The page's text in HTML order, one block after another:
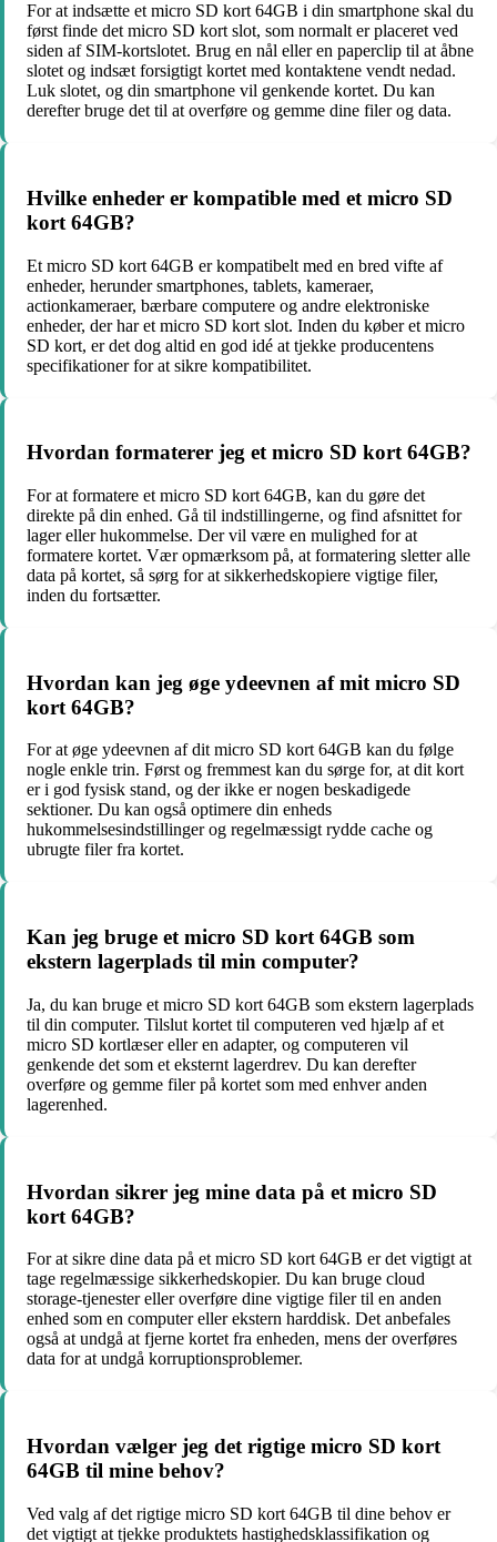
For at indsætte et micro SD kort 64GB i din smartphone skal du
først finde det micro SD kort slot, som normalt er placeret ved
siden af SIM-kortslotet. Brug en nål eller en paperclip til at åbne
slotet og indsæt forsigtigt kortet med kontaktene vendt nedad.
Luk slotet, og din smartphone vil genkende kortet. Du kan
derefter bruge det til at overføre og gemme dine filer og data.
Hvilke enheder er kompatible med et micro SD
kort 64GB?
Et micro SD kort 64GB er kompatibelt med en bred vifte af
enheder, herunder smartphones, tablets, kameraer,
actionkameraer, bærbare computere og andre elektroniske
enheder, der har et micro SD kort slot. Inden du køber et micro
SD kort, er det dog altid en god idé at tjekke producentens
specifikationer for at sikre kompatibilitet.
Hvordan formaterer jeg et micro SD kort 64GB?
For at formatere et micro SD kort 64GB, kan du gøre det
direkte på din enhed. Gå til indstillingerne, og find afsnittet for
lager eller hukommelse. Der vil være en mulighed for at
formatere kortet. Vær opmærksom på, at formatering sletter alle
data på kortet, så sørg for at sikkerhedskopiere vigtige filer,
inden du fortsætter.
Hvordan kan jeg øge ydeevnen af mit micro SD
kort 64GB?
For at øge ydeevnen af dit micro SD kort 64GB kan du følge
nogle enkle trin. Først og fremmest kan du sørge for, at dit kort
er i god fysisk stand, og der ikke er nogen beskadigede
sektioner. Du kan også optimere din enheds
hukommelsesindstillinger og regelmæssigt rydde cache og
ubrugte filer fra kortet.
Kan jeg bruge et micro SD kort 64GB som
ekstern lagerplads til min computer?
Ja, du kan bruge et micro SD kort 64GB som ekstern lagerplads
til din computer. Tilslut kortet til computeren ved hjælp af et
micro SD kortlæser eller en adapter, og computeren vil
genkende det som et eksternt lagerdrev. Du kan derefter
overføre og gemme filer på kortet som med enhver anden
lagerenhed.
Hvordan sikrer jeg mine data på et micro SD
kort 64GB?
For at sikre dine data på et micro SD kort 64GB er det vigtigt at
tage regelmæssige sikkerhedskopier. Du kan bruge cloud
storage-tjenester eller overføre dine vigtige filer til en anden
enhed som en computer eller ekstern harddisk. Det anbefales
også at undgå at fjerne kortet fra enheden, mens der overføres
data for at undgå korruptionsproblemer.
Hvordan vælger jeg det rigtige micro SD kort
64GB til mine behov?
Ved valg af det rigtige micro SD kort 64GB til dine behov er
det vigtigt at tjekke produktets hastighedsklassifikation og